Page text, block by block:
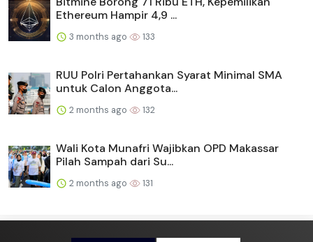
Ethereum Hampir 4,9 ...
3 months ago 133
RUU Polri Pertahankan Syarat Minimal SMA
untuk Calon Anggota...
2 months ago 132
Wali Kota Munafri Wajibkan OPD Makassar
Pilah Sampah dari Su...
2 months ago 131